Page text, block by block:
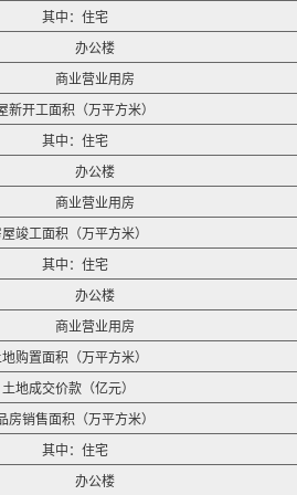
其中：住宅
办公楼
商业营业用房
新开工面积（万平方米）
其中：住宅
办公楼
商业营业用房
竣工面积（万平方米）
其中：住宅
办公楼
商业营业用房
购置面积（万平方米）
土地成交价款（亿元）
房销售面积（万平方米）
其中：住宅
办公楼